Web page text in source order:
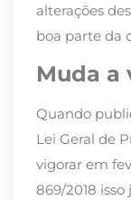
alterações
boa parte da
Muda a
Quando
Lei Geral de
vigorar em
869/2018